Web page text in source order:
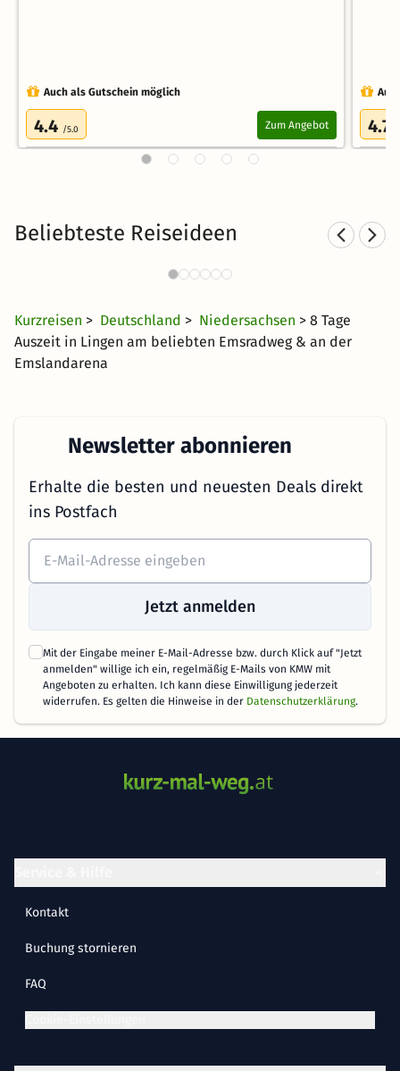
Auch als Gutschein möglich
4.4 /5.0 Zum Angebot 4.7
Beliebteste Reiseideen
Sporthotels in Niedersachsen
1344 Angebote
Kurzreisen > Deutschland > Niedersachsen > 8 Tage
Auszeit in Lingen am beliebten Emsradweg & an der
Emslandarena
Newsletter abonnieren
Erhalte die besten und neuesten Deals direkt
ins Postfach
Jetzt anmelden
Mit der Eingabe meiner E-Mail-Adresse bzw. durch Klick auf "Jetzt
anmelden" willige ich ein, regelmäßig E-Mails von KMW mit
Angeboten zu erhalten. Ich kann diese Einwilligung jederzeit
widerrufen. Es gelten die Hinweise in der Datenschutzerklärung.
Kontakt
Buchung stornieren
FAQ